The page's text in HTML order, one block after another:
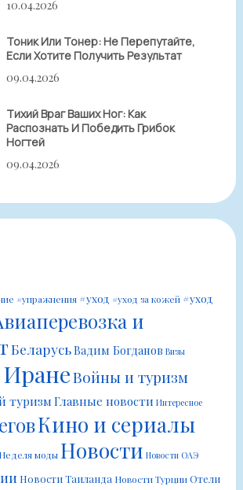
10.04.2026
Тоник Или Тонер: Не Перепутайте,
Если Хотите Получить Результат
09.04.2026
Тихий Враг Ваших Ног: Как
Распознать И Победить Грибок
Ногтей
09.04.2026
#упражнения #уход #уход за кожей #уход
и
БеларусьВадим Богданов Визы
Войны и туризм
туризмГлавные новости Интересное
Кино и сериалы
Неделя моды Новости Новости ОАЭ
Новости Таиланда Новости ТурцииОтели